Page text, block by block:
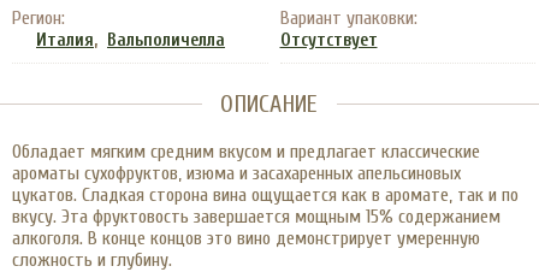
Регион:
Италия, Вальполичелла
Вариант упаковки:
Отсутствует
ОПИСАНИЕ
Обладает мягким средним вкусом и предлагает классические
ароматы сухофруктов, изюма и засахаренных апельсиновых
цукатов. Сладкая сторона вина ощущается как в аромате, так и по
вкусу. Эта фруктовость завершается мощным 15% содержанием
алкоголя. В конце концов это вино демонстрирует умеренную
сложность и глубину.